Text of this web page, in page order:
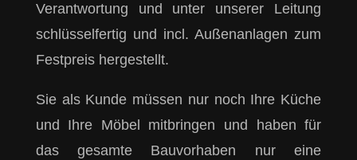
Verantwortung und unter unserer Leitung
schlüsselfertig und incl. Außenanlagen zum
Festpreis hergestellt.
Sie als Kunde müssen nur noch Ihre Küche
und Ihre Möbel mitbringen und haben für
das gesamte Bauvorhaben nur eine